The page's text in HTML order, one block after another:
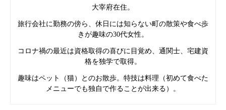
大宰府在住。
旅行会社に勤務の傍ら、休日には知らない町の散策や食べ歩
きが趣味の30代女性。
コロナ禍の最近は資格取得の喜びに目覚め、通関士、宅建資
格を独学で取得。
趣味はペット（猫）とのお散歩。特技は料理（初めて食べた
メニューでも独自で作ることが出来る）。